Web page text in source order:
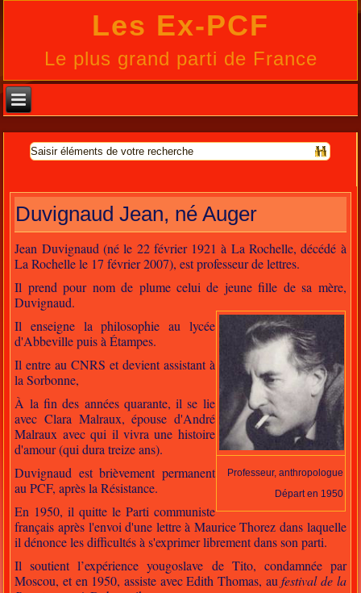
Les Ex-PCF
Le plus grand parti de France
Duvignaud Jean, né Auger
Jean Duvignaud (né le 22 février 1921 à La Rochelle, décédé à
La Rochelle le 17 février 2007), est professeur de lettres.
Il prend pour nom de plume celui de jeune fille de sa mère,
Duvignaud.
Professeur, anthropologue
Départ en 1950
Il enseigne la philosophie au lycée
d'Abbeville puis à Étampes.
Il entre au CNRS et devient assistant à
la Sorbonne,
À la fin des années quarante, il se lie
avec Clara Malraux, épouse d'André
Malraux avec qui il vivra une histoire
d'amour (qui dura treize ans).
Duvignaud est brièvement permanent
au PCF, après la Résistance.
En 1950, il quitte le Parti communiste
français après l'envoi d'une lettre à Maurice Thorez dans laquelle
il dénonce les difficultés à s'exprimer librement dans son parti.
Il soutient l’expérience yougoslave de Tito, condamnée par
Moscou, et en 1950, assiste avec Edith Thomas, aufestival de la